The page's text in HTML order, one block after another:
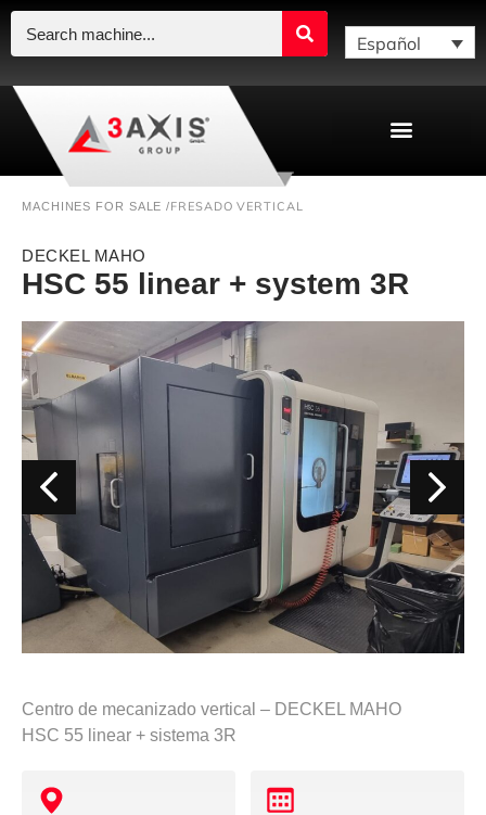
Español
MACHINES FOR SALE /FRESADO VERTICAL
DECKEL MAHO
HSC 55 linear + system 3R
Centro de mecanizado vertical – DECKEL MAHO
HSC 55 linear + sistema 3R